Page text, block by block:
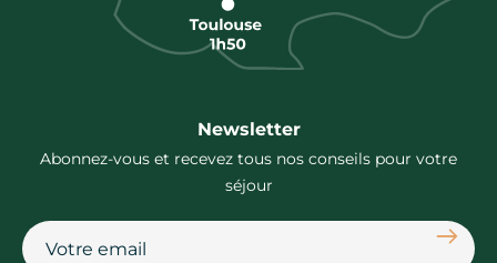
Newsletter
Abonnez-vous et recevez tous nos conseils pour votre
séjour